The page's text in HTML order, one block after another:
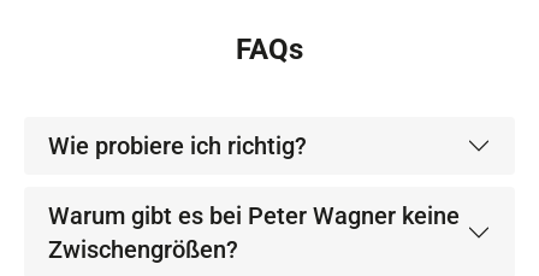
FAQs
Wie probiere ich richtig?
Warum gibt es bei Peter Wagner keine
Zwischengrößen?